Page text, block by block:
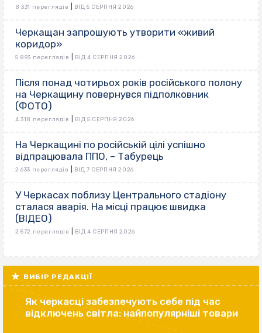
8 331 переглядів ВІД 5 СЕРПНЯ 2026
Черкащан запрошують утворити «живий
коридор»
5 893 переглядів ВІД 4 СЕРПНЯ 2026
Після понад чотирьох років російського полону
на Черкащину повернувся підполковник
(ФОТО)
4 318 переглядів ВІД 5 СЕРПНЯ 2026
На Черкащині по російській цілі успішно
відпрацювала ППО, – Табурець
2 633 переглядів ВІД 7 СЕРПНЯ 2026
У Черкасах поблизу Центрального стадіону
сталася аварія. На місці працює швидка
(ВІДЕО)
2 572 переглядів ВІД 4 СЕРПНЯ 2026
ВИБІР РЕДАКЦІЇ
Як черкасці забезпечують себе під час
відключень світла: найпопулярніші товари